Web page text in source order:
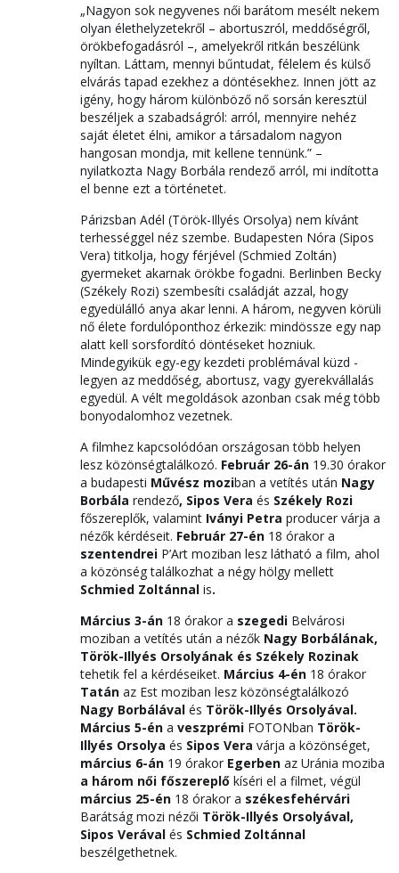
„Nagyon sok negyvenes női barátom mesélt nekem
olyan élethelyzetekről – abortuszról, meddőségről,
örökbefogadásról –, amelyekről ritkán beszélünk
nyíltan. Láttam, mennyi bűntudat, félelem és külső
elvárás tapad ezekhez a döntésekhez. Innen jött az
igény, hogy három különböző nő sorsán keresztül
beszéljek a szabadságról: arról, mennyire nehéz
saját életet élni, amikor a társadalom nagyon
hangosan mondja, mit kellene tennünk.” –
nyilatkozta Nagy Borbála rendező arról, mi indította
el benne ezt a történetet.
Párizsban Adél (Török-Illyés Orsolya) nem kívánt
terhességgel néz szembe. Budapesten Nóra (Sipos
Vera) titkolja, hogy férjével (Schmied Zoltán)
gyermeket akarnak örökbe fogadni. Berlinben Becky
(Székely Rozi) szembesíti családját azzal, hogy
egyedülálló anya akar lenni. A három, negyven körüli
nő élete fordulóponthoz érkezik: mindössze egy nap
alatt kell sorsfordító döntéseket hozniuk.
Mindegyikük egy-egy kezdeti problémával küzd -
legyen az meddőség, abortusz, vagy gyerekvállalás
egyedül. A vélt megoldások azonban csak még több
bonyodalomhoz vezetnek.
A filmhez kapcsolódóan országosan több helyen
lesz közönségtalálkozó. Február 26-án 19.30 órakor
a budapesti Művész moziban a vetítés után Nagy
Borbála rendező, Sipos Vera és Székely Rozi
főszereplők, valamint Iványi Petra producer várja a
nézők kérdéseit. Február 27-én 18 órakor a
szentendrei P’Art moziban lesz látható a film, ahol
a közönség találkozhat a négy hölgy mellett
Schmied Zoltánnal is.
Március 3-án 18 órakor a szegedi Belvárosi
moziban a vetítés után a nézők Nagy Borbálának,
Török-Illyés Orsolyának és Székely Rozinak
tehetik fel a kérdéseiket. Március 4-én 18 órakor
Tatán az Est moziban lesz közönségtalálkozó
Nagy Borbálával és Török-Illyés Orsolyával.
Március 5-én a veszprémi FOTONban Török-
Illyés Orsolya és Sipos Vera várja a közönséget,
március 6-án 19 órakor Egerben az Uránia moziba
a három női főszereplő kíséri el a filmet, végül
március 25-én 18 órakor a székesfehérvári
Barátság mozi nézői Török-Illyés Orsolyával,
Sipos Verával és Schmied Zoltánnal
beszélgethetnek.